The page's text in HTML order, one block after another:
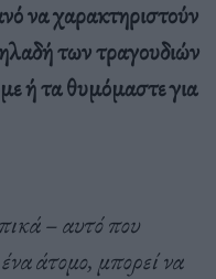
να χαρακτηριστούν
των τραγουδιών
ή τα θυμόμαστε για
– αυτό που
άτομο, μπορεί να